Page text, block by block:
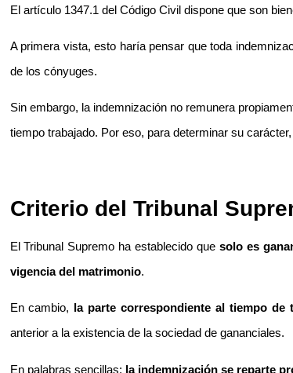
El artículo 1347.1 del Código Civil dispone que son
A primera vista, esto haría pensar que toda
de los cónyuges.
Sin embargo, la indemnización no remunera
tiempo trabajado. Por eso, para determinar su
Criterio del Tribunal
El Tribunal Supremo ha establecido que solo es
vigencia del matrimonio.
En cambio, la parte correspondiente al tiempo
anterior a la existencia de la sociedad de gananciales.
En palabras sencillas: la indemnización se reparte